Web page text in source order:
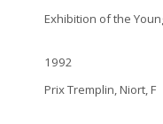
Exhibition of the
1992
Prix Tremplin, Niort, F